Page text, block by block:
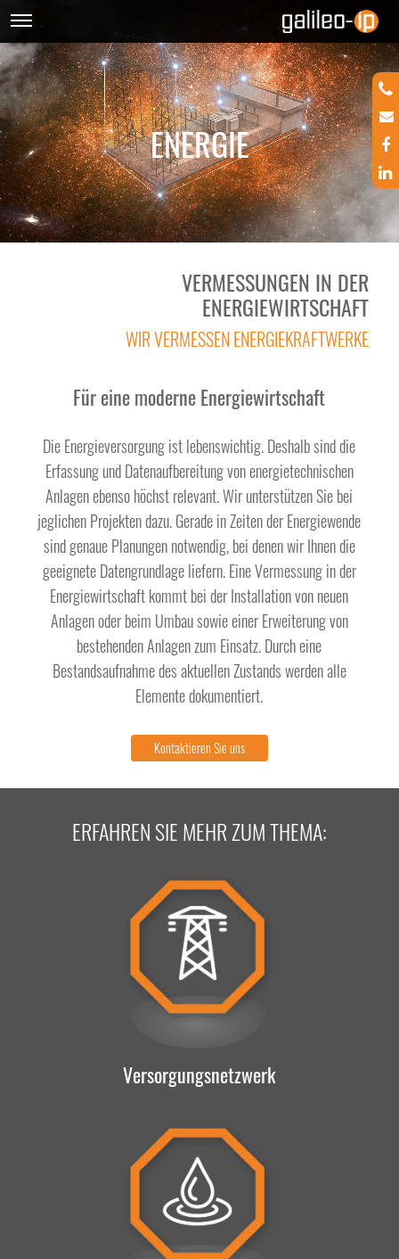
ENERGIE
VERMESSUNGEN IN DER
ENERGIEWIRTSCHAFT
WIR VERMESSEN ENERGIEKRAFTWERKE
Für eine moderne Energiewirtschaft
Die Energieversorgung ist lebenswichtig. Deshalb sind die
Erfassung und Datenaufbereitung von energietechnischen
Anlagen ebenso höchst relevant. Wir unterstützen Sie bei
jeglichen Projekten dazu. Gerade in Zeiten der Energiewende
sind genaue Planungen notwendig, bei denen wir Ihnen die
geeignete Datengrundlage liefern. Eine Vermessung in der
Energiewirtschaft kommt bei der Installation von neuen
Anlagen oder beim Umbau sowie einer Erweiterung von
bestehenden Anlagen zum Einsatz. Durch eine
Bestandsaufnahme des aktuellen Zustands werden alle
Elemente dokumentiert.
Kontaktieren Sie uns
ERFAHREN SIE MEHR ZUM THEMA:
Versorgungsnetzwerk